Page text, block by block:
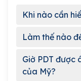
Khi nào cần
Làm thế nào
Giờ PDT được
của Mỹ?